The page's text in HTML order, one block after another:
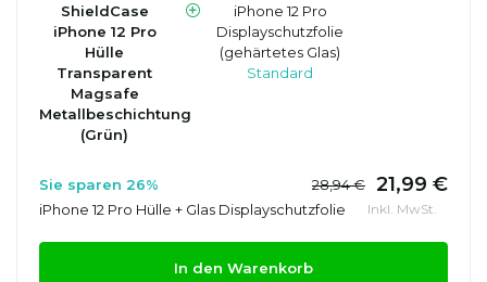
ShieldCase
iPhone 12 Pro
Hülle
Transparent
Magsafe
Metallbeschichtung
(Grün)
iPhone 12 Pro
Displayschutzfolie
(gehärtetes Glas)
Standard
Sie sparen 26% 28,94 € 21,99 €
iPhone 12 Pro Hülle + Glas Displayschutzfolie Inkl. MwSt.
In den Warenkorb